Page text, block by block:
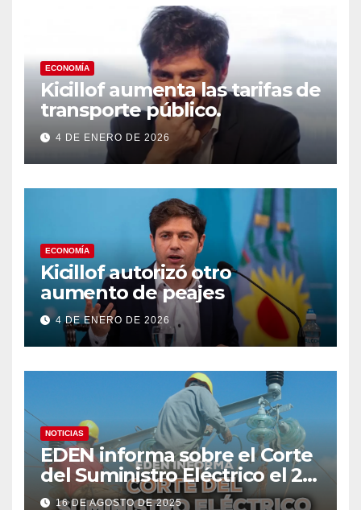
ECONOMÍA
Kicillof aumenta las tarifas de
transporte público.
4 DE ENERO DE 2026
ECONOMÍA
Kicillof autorizó otro
aumento de peajes
4 DE ENERO DE 2026
NOTICIAS
EDEN informa sobre el Corte
del Suministro Eléctrico el 20
de agosto
16 DE AGOSTO DE 2025